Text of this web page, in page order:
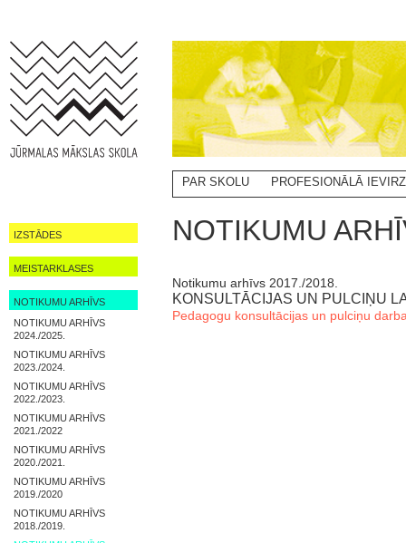
IZSTĀDES
MEISTARKLASES
NOTIKUMU ARHĪVS
NOTIKUMU ARHĪVS
2024./2025.
NOTIKUMU ARHĪVS
2023./2024.
NOTIKUMU ARHĪVS
2022./2023.
NOTIKUMU ARHĪVS
2021./2022
NOTIKUMU ARHĪVS
2020./2021.
NOTIKUMU ARHĪVS
2019./2020
NOTIKUMU ARHĪVS
2018./2019.
PAR SKOLU
PROFESIONĀLĀ
NOTIKUMU
Notikumu arhīvs 2017./2018.
KONSULTĀCIJAS UN PULCIŅU
Pedagogu konsultācijas un pulciņu